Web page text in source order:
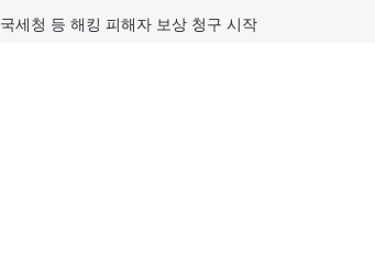
국세청 등 해킹 피해자 보상 청구 시작